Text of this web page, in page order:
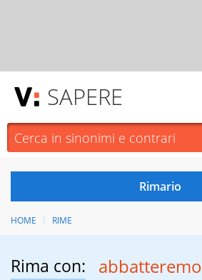
SAPERE
HOME RIME
Rima con: abbatteremo